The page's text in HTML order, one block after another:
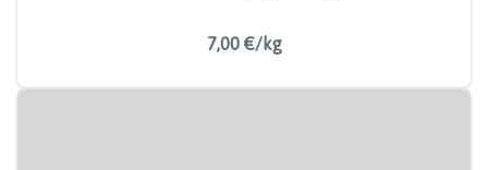
7,00 €/kg